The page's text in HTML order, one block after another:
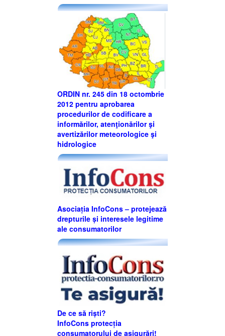
ORDIN nr. 245 din 18 octombrie
2012 pentru aprobarea
procedurilor de codificare a
informărilor, atenţionărilor şi
avertizărilor meteorologice şi
hidrologice
Asociația InfoCons – protejează
drepturile și interesele legitime
ale consumatorilor
De ce să riști?
InfoCons protecția
consumatorului de asigurări!